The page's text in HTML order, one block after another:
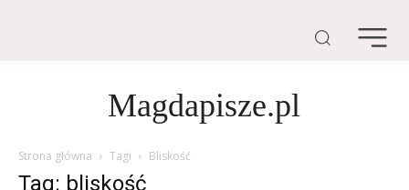
Magdapisze.pl
Strona główna Tagi Bliskość
Tag: bliskość